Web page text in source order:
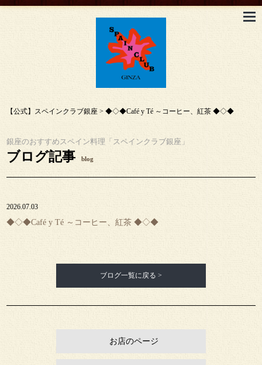
【公式】スペインクラブ銀座 >◆◇◆Café y Té ～コーヒー、紅茶 ◆◇◆
銀座のおすすめスペイン料理「スペインクラブ銀座」
ブログ記事 blog
2026.07.03
◆◇◆Café y Té ～コーヒー、紅茶 ◆◇◆
ブログ一覧に戻る >
お店のページ